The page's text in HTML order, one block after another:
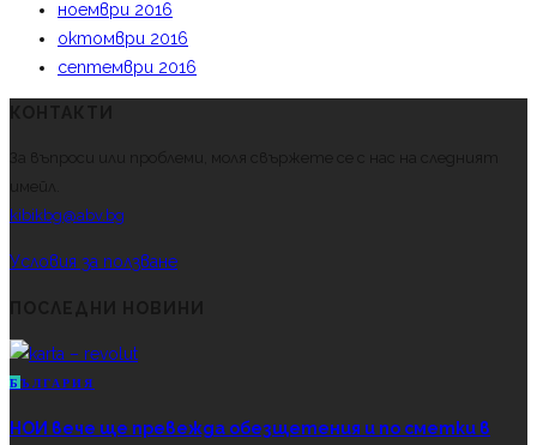
ноември 2016
октомври 2016
септември 2016
За въпроси или проблеми, моля свържете се с нас на следният
имейл.
kibikbg@abv.bg
Условия за ползване
Б ЪЛГАРИЯ
НОИ вече ще превежда обезщетения и по сметки в